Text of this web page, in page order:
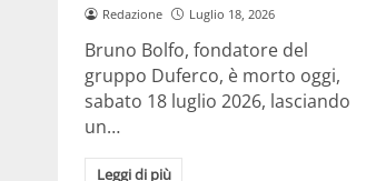
Redazione Luglio 18, 2026
Bruno Bolfo, fondatore del
gruppo Duferco, è morto oggi,
sabato 18 luglio 2026, lasciando
un…
Leggi di più